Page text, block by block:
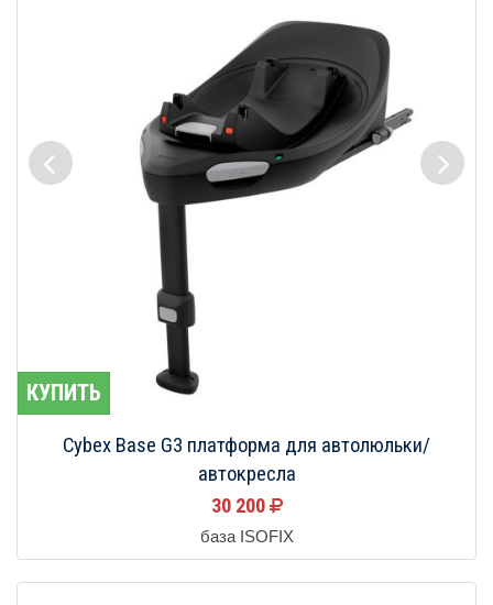
КУПИТЬ
Cybex Base G3 платформа для автолюльки/
автокресла
30 200
база ISOFIX